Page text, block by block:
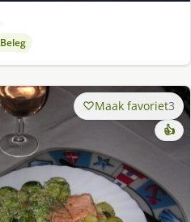
Beleg
Maak favoriet3
👍